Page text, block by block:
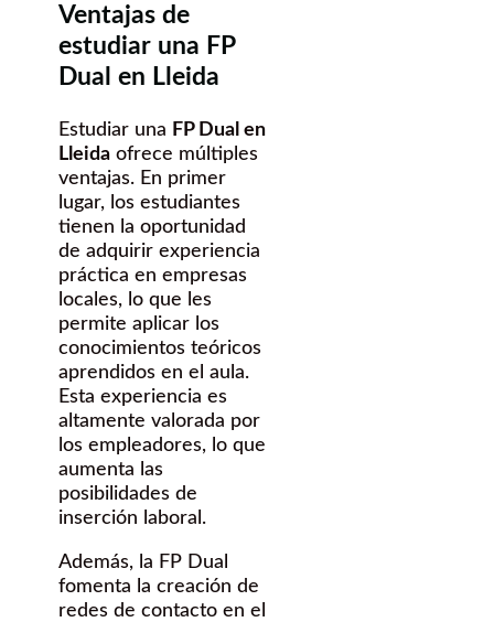
Ventajas de
estudiar una FP
Dual en Lleida
Estudiar una FP Dual en
Lleida ofrece múltiples
ventajas. En primer
lugar, los estudiantes
tienen la oportunidad
de adquirir experiencia
práctica en empresas
locales, lo que les
permite aplicar los
conocimientos teóricos
aprendidos en el aula.
Esta experiencia es
altamente valorada por
los empleadores, lo que
aumenta las
posibilidades de
inserción laboral.
Además, la FP Dual
fomenta la creación de
redes de contacto en el